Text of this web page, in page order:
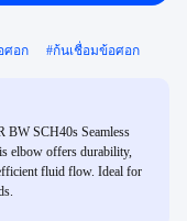
ศอก #ก้นเชื่อมข้อศอก
BW SCH40s Seamless
elbow offers durability,
fluid flow. Ideal for